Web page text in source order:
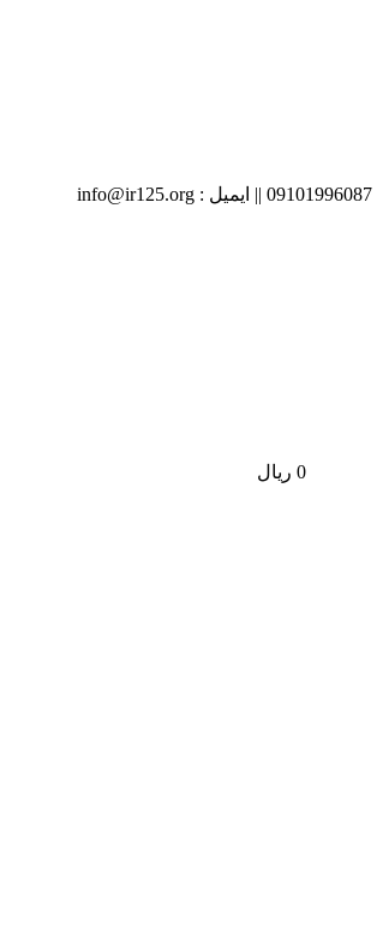
0 ریال